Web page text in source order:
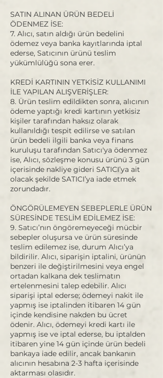
SATIN ALINAN ÜRÜN BEDELİ
ÖDENMEZ İSE:
7. Alıcı, satın aldığı ürün bedelini
ödemez veya banka kayıtlarında iptal
ederse, Satıcının ürünü teslim
yükümlülüğü sona erer.
KREDİ KARTININ YETKİSİZ KULLANIMI
İLE YAPILAN ALIŞVERİŞLER:
8. Ürün teslim edildikten sonra, alıcının
ödeme yaptığı kredi kartının yetkisiz
kişiler tarafından haksız olarak
kullanıldığı tespit edilirse ve satılan
ürün bedeli ilgili banka veya finans
kuruluşu tarafından Satıcı'ya ödenmez
ise, Alıcı, sözleşme konusu ürünü 3 gün
içerisinde nakliye gideri SATICI’ya ait
olacak şekilde SATICI’ya iade etmek
zorundadır.
ÖNGÖRÜLEMEYEN SEBEPLERLE ÜRÜN
SÜRESİNDE TESLİM EDİLEMEZ İSE:
9. Satıcı’nın öngöremeyeceği mücbir
sebepler oluşursa ve ürün süresinde
teslim edilemez ise, durum Alıcı’ya
bildirilir. Alıcı, siparişin iptalini, ürünün
benzeri ile değiştirilmesini veya engel
ortadan kalkana dek teslimatın
ertelenmesini talep edebilir. Alıcı
siparişi iptal ederse; ödemeyi nakit ile
yapmış ise iptalinden itibaren 14 gün
içinde kendisine nakden bu ücret
ödenir. Alıcı, ödemeyi kredi kartı ile
yapmış ise ve iptal ederse, bu iptalden
itibaren yine 14 gün içinde ürün bedeli
bankaya iade edilir, ancak bankanın
alıcının hesabına 2-3 hafta içerisinde
aktarması olasıdır.